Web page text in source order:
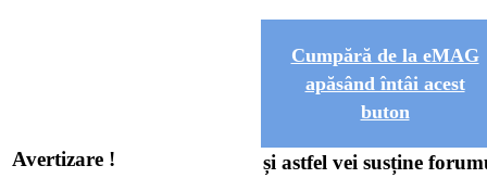
Avertizare !
Cumpără de la eMAG
apăsând întâi acest
buton
și astfel vei susține